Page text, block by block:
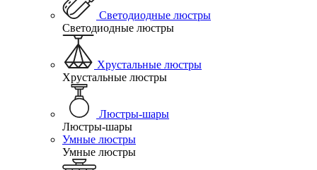
Светодиодные люстры
Светодиодные люстры
Хрустальные люстры
Хрустальные люстры
Люстры-шары
Люстры-шары
Умные люстры
Умные люстры